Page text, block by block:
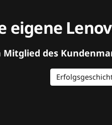
eigene
Mitglied des